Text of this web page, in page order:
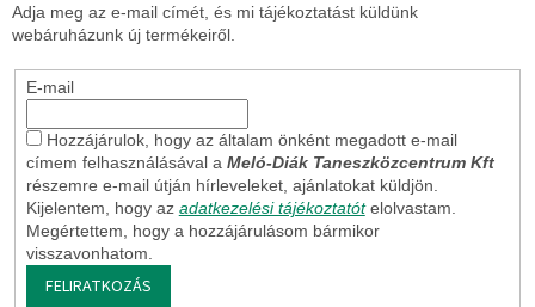
Adja meg az e-mail címét, és mi tájékoztatást küldünk
webáruházunk új termékeiről.
E-mail
Hozzájárulok, hogy az általam önként megadott e-mail
címem felhasználásával a Meló-Diák Taneszközcentrum Kft
részemre e-mail útján hírleveleket, ajánlatokat küldjön.
Kijelentem, hogy az adatkezelési tájékoztatót elolvastam.
Megértettem, hogy a hozzájárulásom bármikor
visszavonhatom.
FELIRATKOZÁS